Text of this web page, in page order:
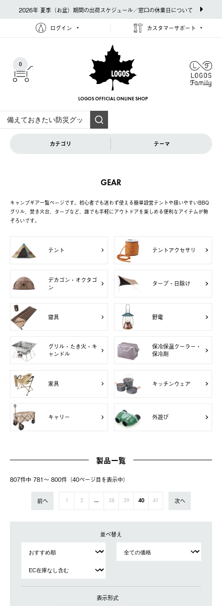
2026年 夏季（お盆）期間の出荷スケジュール／窓口の休業日について
ログイン カスタマーサポート
0
LOGOS OFFICIAL ONLINE SHOP
カテゴリ テーマ
GEAR
キャンプギア一覧ページです。初心者でも迷わず使える簡単設営テントや扱いやすいBBQ
グリル、焚き火台、タープなど、誰でも手軽にアウトドアを楽しめる便利なアイテムが勢
ぞろいです。
テント テントアクセサリ
デカゴン・オクタゴ
ン
タープ・日除け
寝具 野電
グリル・たき火・キ
ャンドル
保冷保温クーラー・
保冷剤
家具 キッチンウェア
キャリー 外遊び
製品一覧
807件中 781〜 800件（40ページ⽬を表⽰中）
前へ 2 ... 38 39 40 41 次へ
並べ替え
表示形式